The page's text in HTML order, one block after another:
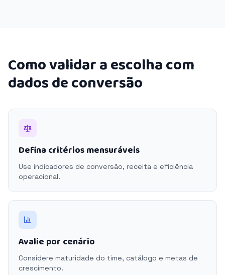
Como validar a escolha com
dados de conversão
Defina critérios mensuráveis
Use indicadores de conversão, receita e eficiência
operacional.
Avalie por cenário
Considere maturidade do time, catálogo e metas de
crescimento.